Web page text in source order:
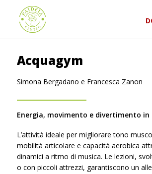
Acquagym
Simona Bergadano e Francesca Zanon
Energia, movimento e divertimento in
L’attività ideale per migliorare tono
mobilità articolare e capacità aerobica
dinamici a ritmo di musica. Le lezioni,
o con piccoli attrezzi, garantiscono un